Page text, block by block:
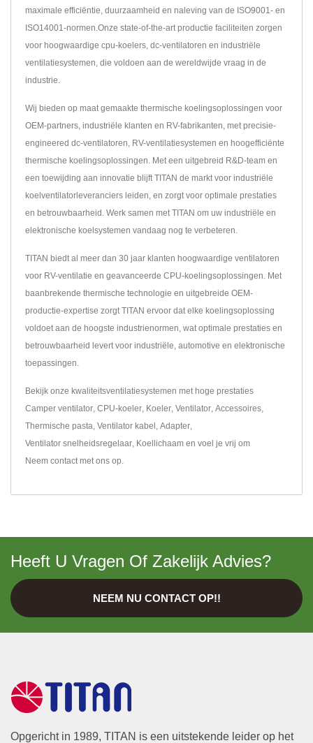
maximale efficiëntie, duurzaamheid en naleving van de ISO9001- en
ISO14001-normen.Onze state-of-the-art productie faciliteiten zorgen
voor hoogwaardige cpu-koelers, dc-ventilatoren en industriële
ventilatiesystemen, die voldoen aan de wereldwijde vraag in de
industrie.
Wij bieden op maat gemaakte thermische koelingsoplossingen voor
OEM-partners, industriële klanten en RV-fabrikanten, met precisie-
engineered dc-ventilatoren, RV-ventilatiesystemen en hoogefficiënte
thermische koelingsoplossingen. Met een uitgebreid R&D-team en
een toewijding aan innovatie blijft TITAN de markt voor industriële
koelventilatorleveranciers leiden, en zorgt voor optimale prestaties
en betrouwbaarheid. Werk samen met TITAN om uw industriële en
elektronische koelsystemen vandaag nog te verbeteren.
TITAN biedt al meer dan 30 jaar klanten hoogwaardige ventilatoren
voor RV-ventilatie en geavanceerde CPU-koelingsoplossingen. Met
baanbrekende thermische technologie en uitgebreide OEM-
productie-expertise zorgt TITAN ervoor dat elke koelingsoplossing
voldoet aan de hoogste industrienormen, wat optimale prestaties en
betrouwbaarheid levert voor industriële, automotive en elektronische
toepassingen.
Bekijk onze kwaliteitsventilatiesystemen met hoge prestaties
Camper ventilator, CPU-koeler, Koeler, Ventilator, Accessoires,
Thermische pasta, Ventilator kabel , Adapter,
Ventilator snelheidsregelaar, Koellichaam en voel je vrij om
Neem contact met ons op.
Heeft U Vragen Of Zakelijk Advies?
NEEM NU CONTACT OP!!
Opgericht in 1989, TITAN is een uitstekende leider op het